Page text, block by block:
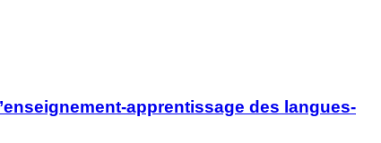
apprentissage des langues-